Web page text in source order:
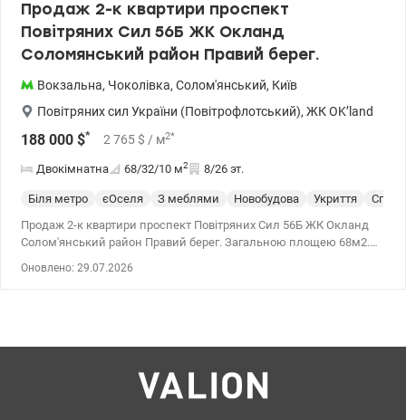
Продаж 2-к квартири проспект
Повітряних Сил 56Б ЖК Окланд
Соломянський район Правий берег.
Вокзальна, Чоколівка, Солом'янський, Київ
Повітряних сил України (Повітрофлотський), ЖК OK’land
188 000 $* 2 765 $ / м2*
Двокімнатна 68/32/10 м2 8/26 эт.
Біля метро єОселя З меблями Новобудова Укриття
Продаж 2-к квартири проспект Повітряних Сил 56Б ЖК Окланд
Солом'янський район Правий берег. Загальною площею 68м2.
відпочинку. Також балкон з ремонтом перероблений під кабінет.
на опаленні. Електричний камін. Велика кількість
тумби - вбудовані меблі під замовлення. Ремонт виконаний у
2024 році. Поруч вся необхідна інфраструктура - школи, садки,
Оновлено: 29.07.2026